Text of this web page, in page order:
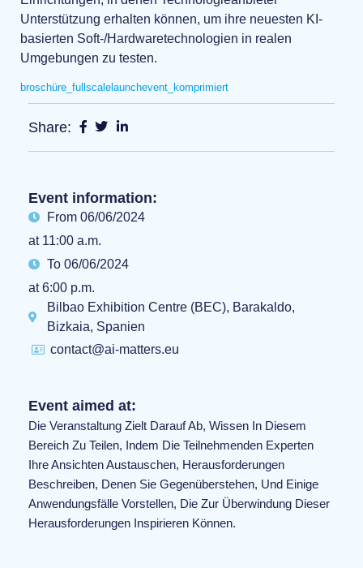
Unterstützung erhalten können, um ihre neuesten KI-
basierten Soft-/Hardwaretechnologien in realen
Umgebungen zu testen.
broschüre_fullscalelaunchevent_komprimiert
Share:
Event information:
From 06/06/2024
at 11:00 a.m.
To 06/06/2024
at 6:00 p.m.
Bilbao Exhibition Centre (BEC), Barakaldo,
Bizkaia, Spanien
contact@ai-matters.eu
Event aimed at:
Die Veranstaltung Zielt Darauf Ab, Wissen In Diesem
Bereich Zu Teilen, Indem Die Teilnehmenden Experten
Ihre Ansichten Austauschen, Herausforderungen
Beschreiben, Denen Sie Gegenüberstehen, Und Einige
Anwendungsfälle Vorstellen, Die Zur Überwindung Dieser
Herausforderungen Inspirieren Können.